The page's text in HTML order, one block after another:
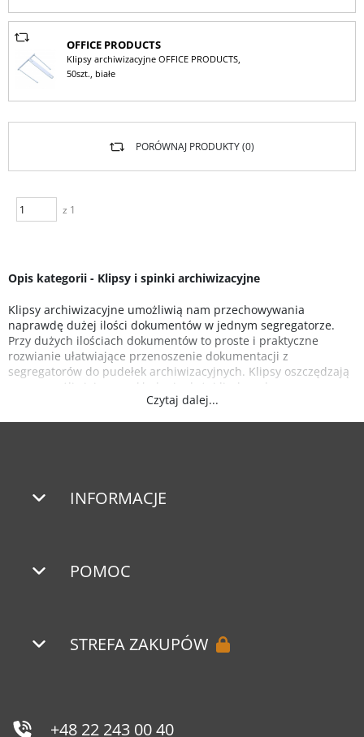
OFFICE PRODUCTS
Klipsy archiwizacyjne OFFICE PRODUCTS,
50szt., białe
z 1
PORÓWNAJ PRODUKTY (0)
Opis kategorii - Klipsy i spinki archiwizacyjne
Klipsy archiwizacyjne umożliwią nam przechowywania
naprawdę dużej ilości dokumentów w jednym segregatorze.
Przy dużych ilościach dokumentów to proste i praktyczne
rozwianie ułatwiające przenoszenie dokumentacji z
segregatorów do pudełek archiwizacyjnych. Klipsy oszczędzają
czas, umożliwiając przekładanie dużej liczby arkuszy
jednocześnie co ułatwia całe zadanie.
Czytaj dalej...
INFORMACJE
POMOC
STREFA ZAKUPÓW
+48 22 243 00 40